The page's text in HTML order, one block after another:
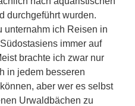
durchgeführt wurden.
unternahm ich Reisen in
immer auf
brachte ich zwar nur
in jedem besseren
aber wer es selbst
Urwaldbächen zu